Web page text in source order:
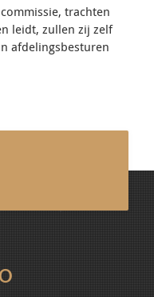
trachten
leidt, zullen zij zelf
afdelingsbesturen